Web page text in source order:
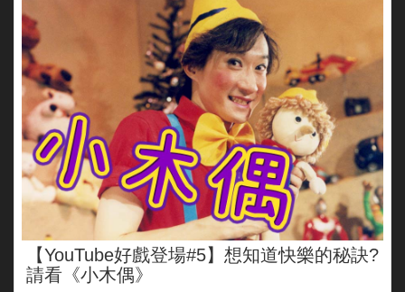
【YouTube好戲登場#5】想知道快樂的秘訣?
請看《小木偶》